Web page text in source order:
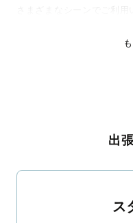
ありのままの空気感を大
ィを身につけたプロのカ
ます。創業10年のノウハ
験をお届けします。
出
ス